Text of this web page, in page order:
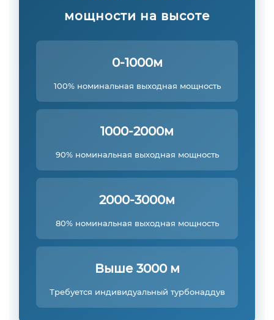
мощности на высоте
0-1000м
100% номинальная выходная мощность
1000-2000м
90% номинальная выходная мощность
2000-3000м
80% номинальная выходная мощность
Выше 3000 м
Требуется индивидуальный турбонаддув